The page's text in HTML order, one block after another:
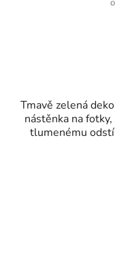
Tmavě zelená
nástěnka na
tlumenému